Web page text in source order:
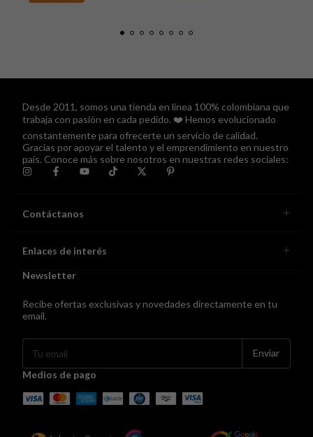
Desde 2011, somos una tienda en línea 100% colombiana que
trabaja con pasión en cada pedido. ❤️ Hemos evolucionado
constantemente para ofrecerte un servicio de calidad.
Gracias por apoyar el talento y el emprendimiento en nuestro
país. Conoce más sobre nosotros en nuestras redes sociales:
Contáctanos
Enlaces de interés
Newsletter
Recibe ofertas exclusivas y novedades directamente en tu
email.
Medios de pago